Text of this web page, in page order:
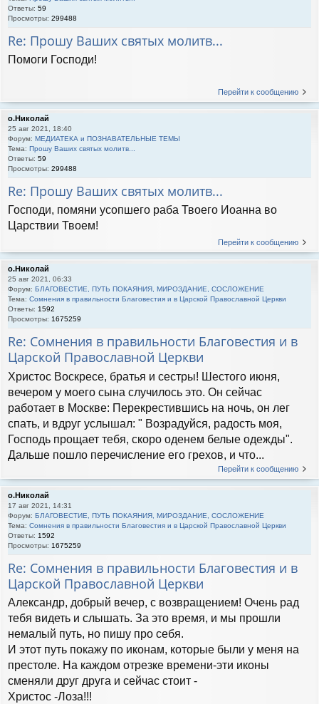
Ответы: 59
Просмотры: 299488
Re: Прошу Ваших святых молитв...
Помоги Господи!
Перейти к сообщению
о.Николай
25 авг 2021, 18:40
Форум: МЕДИАТЕКА и ПОЗНАВАТЕЛЬНЫЕ ТЕМЫ
Тема: Прошу Ваших святых молитв...
Ответы: 59
Просмотры: 299488
Re: Прошу Ваших святых молитв...
Господи, помяни усопшего раба Твоего Иоанна во
Царствии Твоем!
Перейти к сообщению
о.Николай
25 авг 2021, 06:33
Форум: БЛАГОВЕСТИЕ, ПУТЬ ПОКАЯНИЯ, МИРОЗДАНИЕ, СОСЛОЖЕНИЕ
Тема: Сомнения в правильности Благовестия и в Царской Православной Церкви
Ответы: 1592
Просмотры: 1675259
Re: Сомнения в правильности Благовестия и в
Царской Православной Церкви
Христос Воскресе, братья и сестры! Шестого июня,
вечером у моего сына случилось это. Он сейчас
работает в Москве: Перекрестившись на ночь, он лег
спать, и вдруг услышал: " Возрадуйся, радость моя,
Господь прощает тебя, скоро оденем белые одежды".
Дальше пошло перечисление его грехов, и что...
Перейти к сообщению
о.Николай
17 авг 2021, 14:31
Форум: БЛАГОВЕСТИЕ, ПУТЬ ПОКАЯНИЯ, МИРОЗДАНИЕ, СОСЛОЖЕНИЕ
Тема: Сомнения в правильности Благовестия и в Царской Православной Церкви
Ответы: 1592
Просмотры: 1675259
Re: Сомнения в правильности Благовестия и в
Царской Православной Церкви
Александр, добрый вечер, с возвращением! Очень рад
тебя видеть и слышать. За это время, и мы прошли
немалый путь, но пишу про себя.
И этот путь покажу по иконам, которые были у меня на
престоле. На каждом отрезке времени-эти иконы
сменяли друг друга и сейчас стоит -
Христос -Лоза!!!